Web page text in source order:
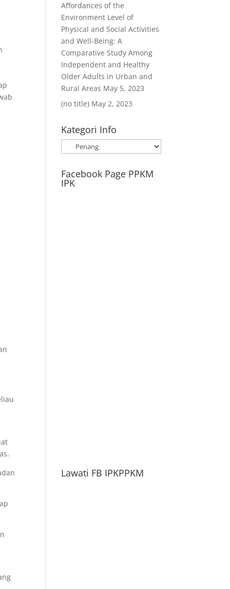
Affordances of the
Environment Level of
Physical and Social Activities
and Well-Being: A
Comparative Study Among
Independent and Healthy
Older Adults in Urban and
Rural Areas May 5, 2023
(no title) May 2, 2023
Kategori Info
Kategori
Info
Facebook Page PPKM
IPK
Lawati FB IPKPPKM